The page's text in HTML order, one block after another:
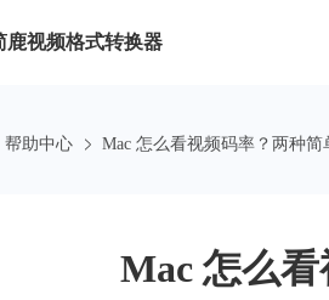
鹿视频格式转换器
帮助中心 Mac 怎么看视频码率？两种简
Mac 怎么看